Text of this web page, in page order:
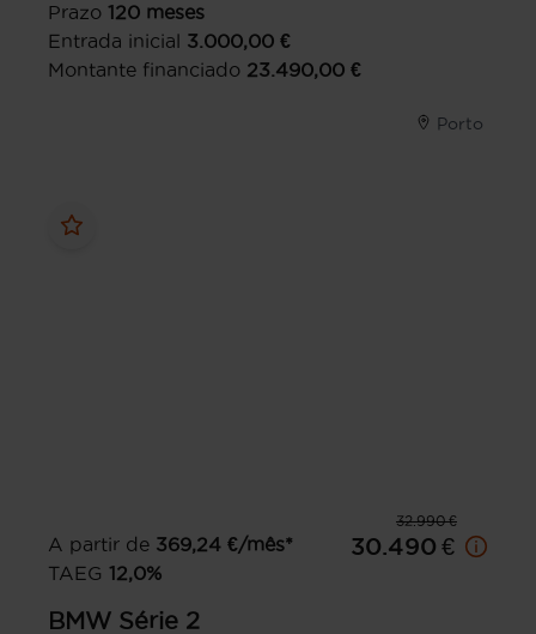
Prazo 120 meses
Entrada inicial 3.000,00 €
Montante financiado 23.490,00 €
Porto
32.990 €
A partir de 369,24 €/mês*
TAEG 12,0%
30.490 €
BMW Série 2